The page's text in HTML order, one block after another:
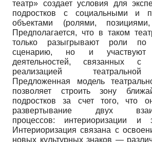
театр» создает условия для
подростков с социальными и
объектами (ролями,
Предполагается, что в таком
только разыгрывают роли по
сценарию, но и
деятельностей, связанных с
реализацией
Предложенная модель
позволяет строить зону
подростков за счет того, что
развертывание двух
процессов: интериоризации и
Интериоризация связана с
новых культурных знаков —